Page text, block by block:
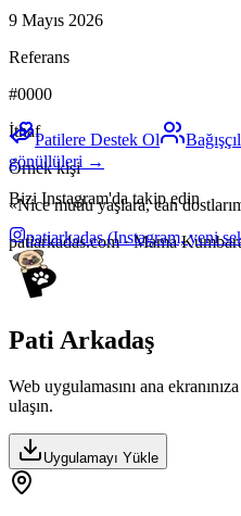
9 Mayıs 2026
Referans
#0000
İthaf
Örnek kişi
«Nice mutlu yaşlara, can
patiarkadas.com · Mama
Patilere Destek Ol
gönüllüleri →
Bizi Instagram'da takip edin
patiarkadas(Instagram, yeni
Pati Arkadaş
Web uygulamasını ana
ulaşın.
Uygulamayı Yükle